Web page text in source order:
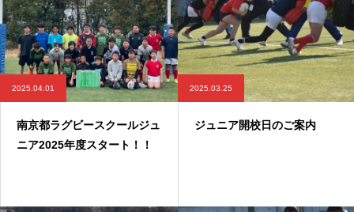
2025.04.01
南京都ラグビースクールジュ
ニア2025年度スタート！！
2025.03.25
ジュニア開校日のご案内